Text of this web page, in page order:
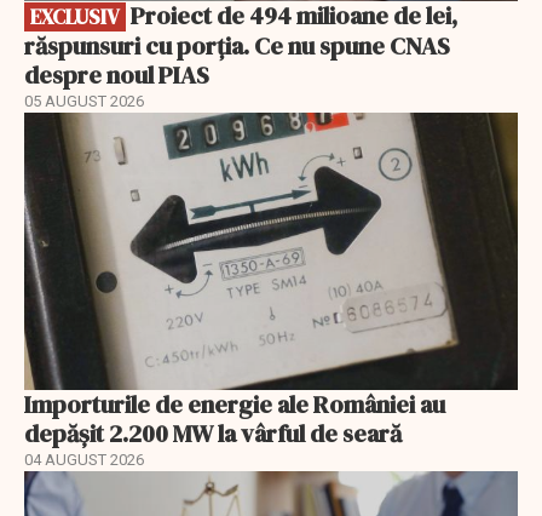
EXCLUSIV
răspunsuri cu porția. Ce nu spune CNAS
despre noul PIAS
05 AUGUST 2026
Importurile de energie ale României au
depășit 2.200 MW la vârful de seară
04 AUGUST 2026